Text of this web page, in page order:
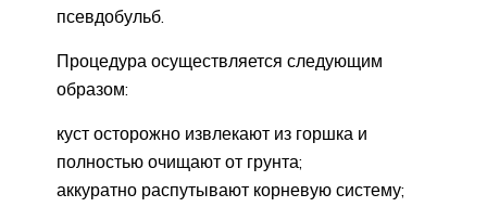
псевдобульб.
Процедура осуществляется следующим
образом:
куст осторожно извлекают из горшка и
полностью очищают от грунта;
аккуратно распутывают корневую систему;